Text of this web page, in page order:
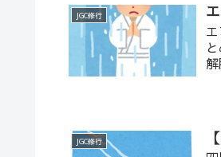
JGC修行
JGC修行